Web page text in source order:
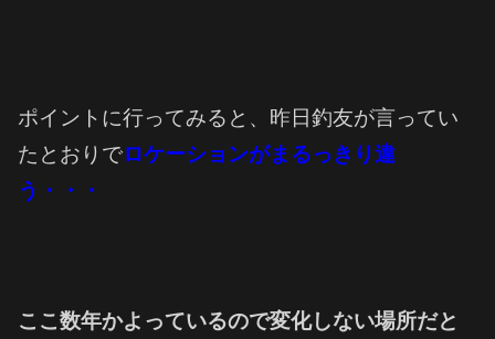
ポイントに行ってみると、昨日釣友が言ってい
たとおりでロケーションがまるっきり違
う・・・
ここ数年かよっているので変化しない場所だと